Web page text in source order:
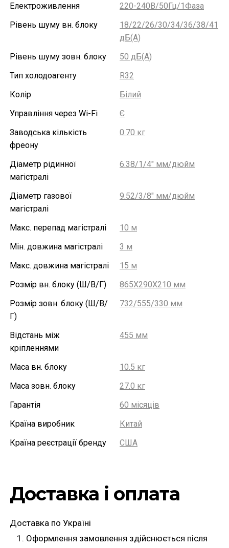
Електроживлення
220-240В/50Гц/1Фаза
Рівень шуму вн. блоку
18/22/26/30/34/36/38/41
дБ(А)
Рівень шуму зовн. блоку
50 дБ(А)
Тип холодоагенту
R32
Колір
Білий
Управління через Wi-Fi
Є
Заводська кількість
фреону
0.70 кг
Діаметр рідинної
магістралі
6.38/1/4" мм/дюйм
Діаметр газової
магістралі
9.52/3/8" мм/дюйм
Макс. перепад магістралі
10 м
Мін. довжина магістралі
3 м
Макс. довжина магістралі
15 м
Розмір вн. блоку (Ш/В/Г)
865X290X210 мм
Розмір зовн. блоку (Ш/В/
Г)
732/555/330 мм
Відстань між
кріпленнями
455 мм
Маса вн. блоку
10.5 кг
Маса зовн. блоку
27.0 кг
Гарантія
60 місяців
Країна виробник
Китай
Країна реєстрації бренду
США
Доставка і оплата
Доставка по Україні
Оформлення замовлення здійснюється після